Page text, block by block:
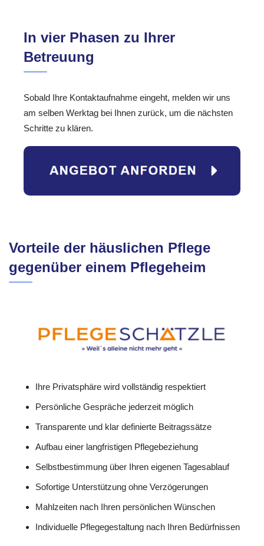
In vier Phasen zu Ihrer
Betreuung
Sobald Ihre Kontaktaufnahme eingeht, melden wir uns
am selben Werktag bei Ihnen zurück, um die nächsten
Schritte zu klären.
Vorteile der häuslichen Pflege
gegenüber einem Pflegeheim
Ihre Privatsphäre wird vollständig respektiert
Persönliche Gespräche jederzeit möglich
Transparente und klar definierte Beitragssätze
Aufbau einer langfristigen Pflegebeziehung
Selbstbestimmung über Ihren eigenen Tagesablauf
Sofortige Unterstützung ohne Verzögerungen
Mahlzeiten nach Ihren persönlichen Wünschen
Individuelle Pflegegestaltung nach Ihren Bedürfnissen